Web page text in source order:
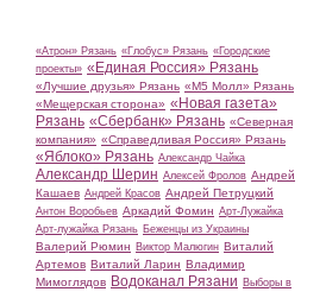
«Атрон» Рязань «Глобус» Рязань «Городские
проекты» «Единая Россия» Рязань
«Лучшие друзья» Рязань «М5 Молл» Рязань
«Мещерская сторона» «Новая газета»
Рязань «Сбербанк» Рязань «Северная
компания» «Справедливая Россия» Рязань
«Яблоко» Рязань Александр Чайка
Александр Шерин Алексей Фролов Андрей
Кашаев Андрей Красов Андрей Петруцкий
Антон Воробьев Аркадий Фомин Арт-Лужайка
Арт-лужайка Рязань Беженцы из Украины
Валерий Рюмин Виктор Малюгин Виталий
Артемов Виталий Ларин Владимир
Мимоглядов Водоканал Рязани Выборы в